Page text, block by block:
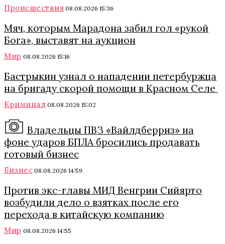
Происшествия 08.08.2026 15:36
Мяч, которым Марадона забил гол «рукой
Бога», выставят на аукцион
Мир 08.08.2026 15:16
Бастрыкин узнал о нападении петербуржца
на бригаду скорой помощи в Красном Селе
Криминал 08.08.2026 15:02
Владельцы ПВЗ «Вайлдберриз» на
фоне ударов БПЛА бросились продавать
готовый бизнес
Бизнес 08.08.2026 14:59
Против экс-главы МИД Венгрии Сийярто
возбудили дело о взятках после его
перехода в китайскую компанию
Мир 08.08.2026 14:55